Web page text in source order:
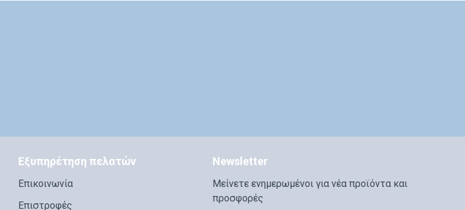
Εξυπηρέτηση πελατών
Επικοινωνία
Επιστροφές
Newsletter
Μείνετε ενημερωμένοι για νέα προϊόντα και
προσφορές